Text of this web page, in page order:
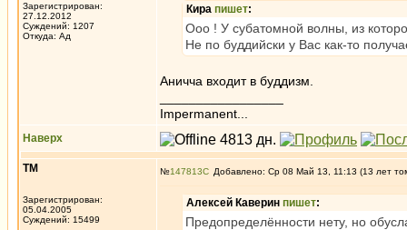
Зарегистрирован:
27.12.2012
Суждений: 1207
Откуда: Ад
Кира пишет:
Ооо ! У субатомной волны, из
Не по буддийски у Вас как-то
Аничча входит в буддизм.
Impermanent...
Наверх
ТМ
Зарегистрирован:
05.04.2005
Суждений: 15499
№147813 Добавлено: Ср 08 Май 13, 11:13 (13 лет
Алексей Каверин пишет:
Предопределённости нету, но